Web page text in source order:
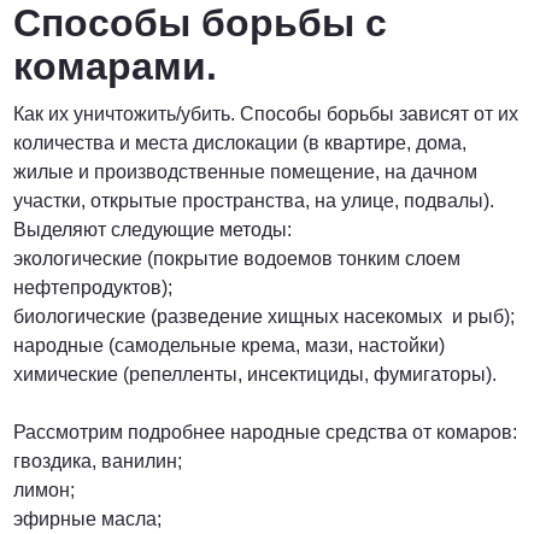
Способы борьбы с
комарами.
Как их уничтожить/убить. Способы борьбы зависят от их
количества и места дислокации (в квартире, дома,
жилые и производственные помещение, на дачном
участки, открытые пространства, на улице, подвалы).
Выделяют следующие методы:
экологические (покрытие водоемов тонким слоем
нефтепродуктов);
биологические (разведение хищных насекомых и рыб);
народные (самодельные крема, мази, настойки)
химические (репелленты, инсектициды, фумигаторы).
Рассмотрим подробнее народные средства от комаров:
гвоздика, ванилин;
лимон;
эфирные масла;